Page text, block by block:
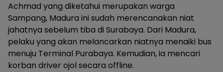
Achmad yang diketahui merupakan warga
Sampang, Madura ini sudah merencanakan niat
jahatnya sebelum tiba di Surabaya. Dari Madura,
pelaku yang akan melancarkan niatnya menaiki bus
menuju Terminal Purabaya. Kemudian, ia mencari
korban driver ojol secara offline.